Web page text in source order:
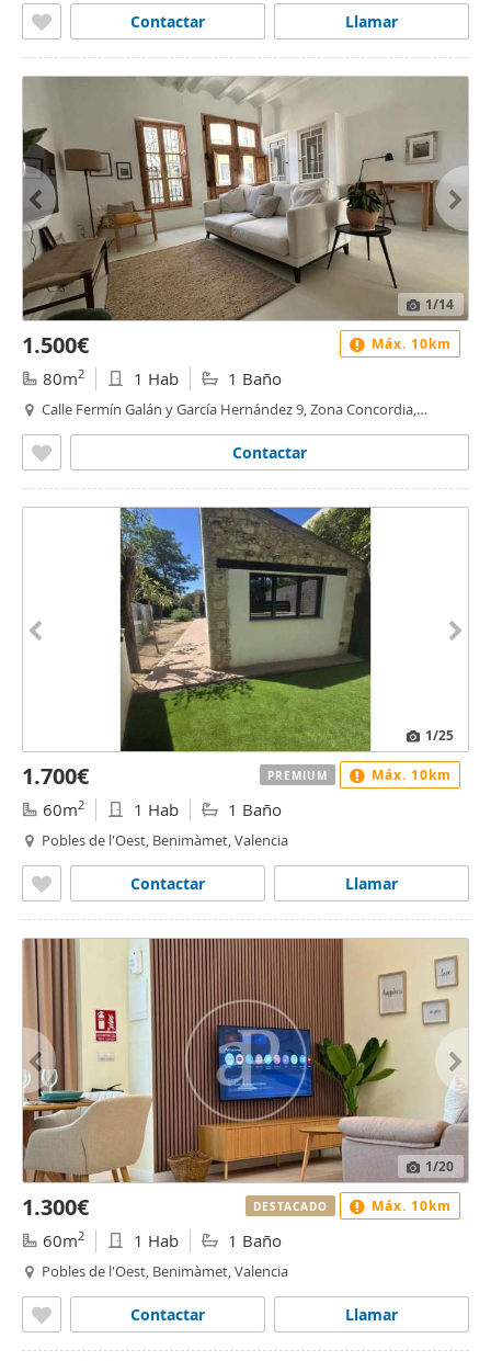
Llamar
Contactar
1/14
1.500€
80m2 1 Hab 1 Baño
Calle Fermín Galán y García Hernández 9, Zona Concordia,
Contactar
Máx. 10km
1/25
1.700€
60m2 1 Hab 1 Baño
Pobles de l'Oest, Benimàmet, Valencia
Llamar
Contactar
PREMIUM Máx. 10km
1/20
1.300€
60m2 1 Hab 1 Baño
Pobles de l'Oest, Benimàmet, Valencia
Llamar
Contactar
DESTACADO Máx. 10km